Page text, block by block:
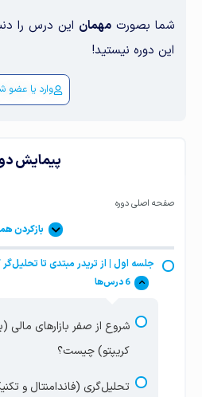
شما بصورت مهمان این درس را
این دوره نیستید!
وارد یا عضو
پیمایش
صفحه اصلی دوره
بازکردن
جلسه اول | از تریدر مبتدی تا
6 درس‌ها
شروع از صفر بازارهای
کریپتو) چیست؟
تحلیل‌گری (فاندامنتال و